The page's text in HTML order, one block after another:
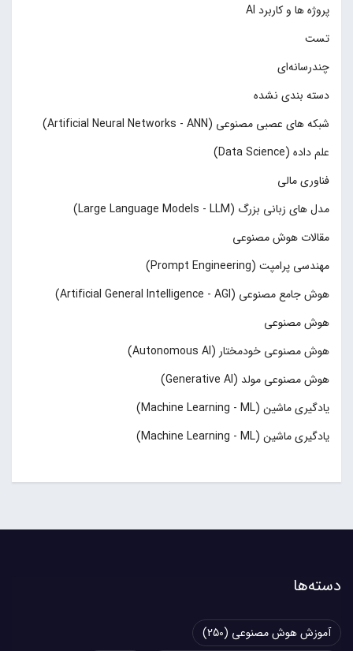
پروژه ها و کاربرد AI
تست
چند‌‌رسانه‌ای
دسته بندی نشده
شبکه های عصبی مصنوعی (Artificial Neural Networks - ANN)
علم داده (Data Science)
فناوری مالی
مدل های زبانی بزرگ (Large Language Models - LLM)
مقالات هوش مصنوعی
مهندسی پرامپت (Prompt Engineering)
هوش جامع مصنوعی (Artificial General Intelligence - AGI)
هوش مصنوعی
هوش مصنوعی خودمختار (Autonomous AI)
هوش مصنوعی مولد (Generative AI)
یادگیری ماشین (Machine Learning - ML)
یادگیری ماشین (Machine Learning - ML)
دسته‌ها
آموزش هوش مصنوعی (250)